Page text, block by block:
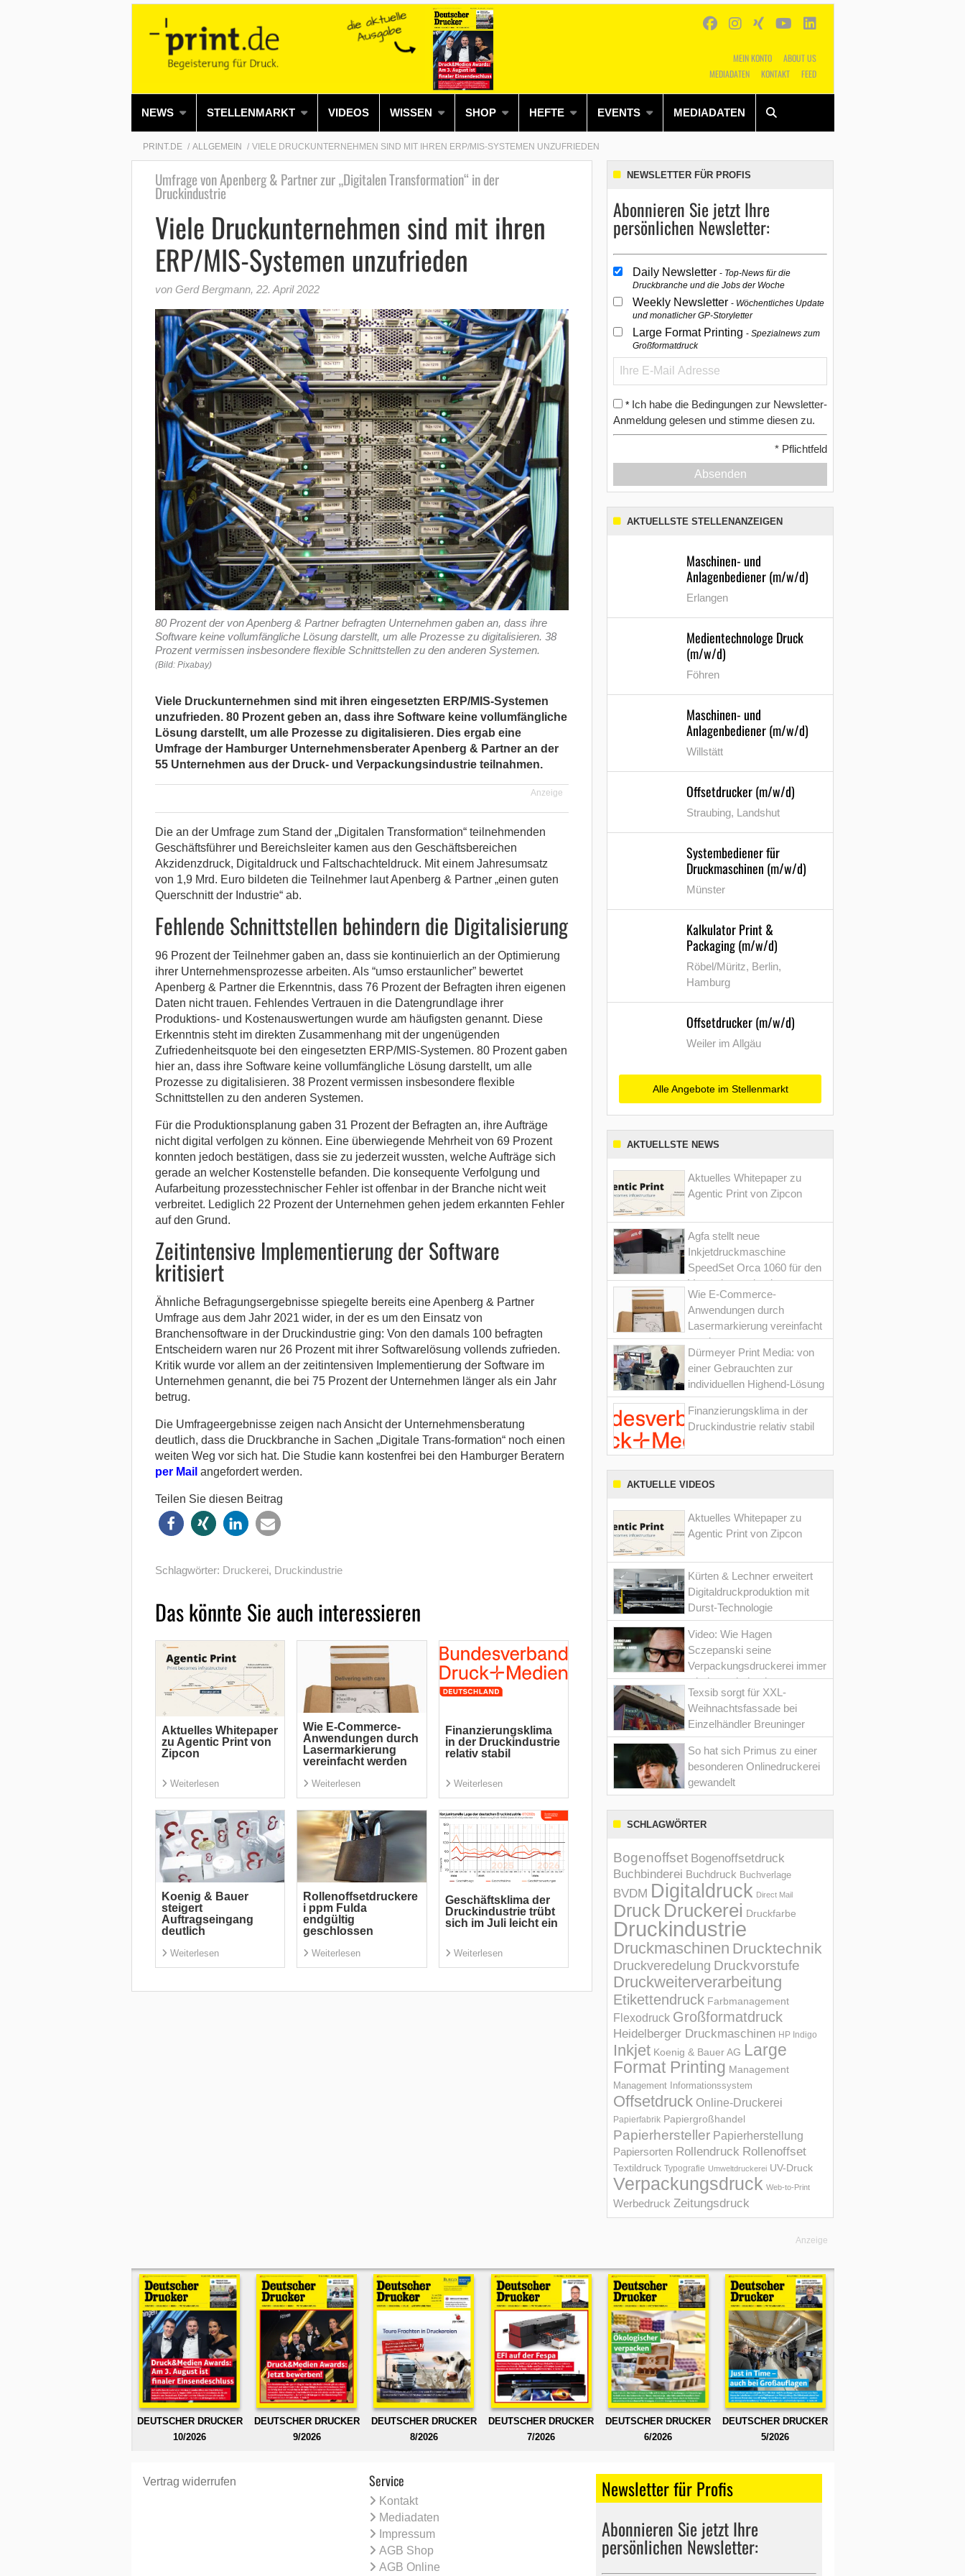
MEIN KONTO
ABOUT US
MEDIADATEN
KONTAKT FEED
NEWS STELLENMARKT VIDEOS WISSEN SHOP HEFTE EVENTS MEDIADATEN
Alles Shop SUCHEN
PRINT.DE ALLGEMEIN VIELE DRUCKUNTERNEHMEN SIND MIT IHREN ERP/MIS-SYSTEMEN UNZUFRIEDEN
Umfrage von Apenberg & Partner zur „Digitalen Transformation“ in der
Druckindustrie
Viele Druckunternehmen sind mit ihren
ERP/MIS-Systemen unzufrieden
von Gerd Bergmann, 22. April 2022
80 Prozent der von Apenberg & Partner befragten Unternehmen gaben an, dass ihre
Software keine vollumfängliche Lösung darstellt, um alle Prozesse zu digitalisieren. 38
Prozent vermissen insbesondere flexible Schnittstellen zu den anderen Systemen.
(Bild: Pixabay)
Viele Druckunternehmen sind mit ihren eingesetzten ERP/MIS-Systemen
unzufrieden. 80 Prozent geben an, dass ihre Software keine vollumfängliche
Lösung darstellt, um alle Prozesse zu digitalisieren. Dies ergab eine
Umfrage der Hamburger Unternehmensberater Apenberg & Partner an der
55 Unternehmen aus der Druck- und Verpackungsindustrie teilnahmen.
Anzeige
Die an der Umfrage zum Stand der „Digitalen Transformation“ teilnehmenden
Geschäftsführer und Bereichsleiter kamen aus den Geschäftsbereichen
Akzidenzdruck, Digitaldruck und Faltschachteldruck. Mit einem Jahresumsatz
von 1,9 Mrd. Euro bildeten die Teilnehmer laut Apenberg & Partner „einen guten
Querschnitt der Industrie“ ab.
Fehlende Schnittstellen behindern die Digitalisierung
96 Prozent der Teilnehmer gaben an, dass sie kontinuierlich an der Optimierung
ihrer Unternehmensprozesse arbeiten. Als “umso erstaunlicher” bewertet
Apenberg & Partner die Erkenntnis, dass 76 Prozent der Befragten ihren eigenen
Daten nicht trauen. Fehlendes Vertrauen in die Datengrundlage ihrer
Produktions- und Kostenauswertungen wurde am häufigsten genannt. Diese
Erkenntnis steht im direkten Zusammenhang mit der ungenügenden
Zufriedenheitsquote bei den eingesetzten ERP/MIS-Systemen. 80 Prozent gaben
hier an, dass ihre Software keine vollumfängliche Lösung darstellt, um alle
Prozesse zu digitalisieren. 38 Prozent vermissen insbesondere flexible
Schnittstellen zu den anderen Systemen.
Für die Produktionsplanung gaben 31 Prozent der Befragten an, ihre Aufträge
nicht digital verfolgen zu können. Eine überwiegende Mehrheit von 69 Prozent
konnten jedoch bestätigen, dass sie zu jederzeit wussten, welche Aufträge sich
gerade an welcher Kostenstelle befanden. Die konsequente Verfolgung und
Aufarbeitung prozesstechnischer Fehler ist offenbar in der Branche nicht weit
verbreitet. Lediglich 22 Prozent der Unternehmen gehen jedem erkannten Fehler
auf den Grund.
Zeitintensive Implementierung der Software
kritisiert
Ähnliche Befragungsergebnisse spiegelte bereits eine Apenberg & Partner
Umfrage aus dem Jahr 2021 wider, in der es um den Einsatz von
Branchensoftware in der Druckindustrie ging: Von den damals 100 befragten
Entscheidern waren nur 26 Prozent mit ihrer Softwarelösung vollends zufrieden.
Kritik wurde vor allem an der zeitintensiven Implementierung der Software im
Unternehmen genannt, die bei 75 Prozent der Unternehmen länger als ein Jahr
betrug.
Die Umfrageergebnisse zeigen nach Ansicht der Unternehmensberatung
deutlich, dass die Druckbranche in Sachen „Digitale Trans-formation“ noch einen
weiten Weg vor sich hat. Die Studie kann kostenfrei bei den Hamburger Beratern
per Mail angefordert werden.
Teilen Sie diesen Beitrag
Schlagwörter: Druckerei, Druckindustrie
Das könnte Sie auch interessieren
Aktuelles Whitepaper
zu Agentic Print von
Zipcon
Weiterlesen
Wie E-Commerce-
Anwendungen durch
Lasermarkierung
vereinfacht werden
Weiterlesen
Finanzierungsklima
in der Druckindustrie
relativ stabil
Weiterlesen
Koenig & Bauer
steigert
Auftragseingang
deutlich
Weiterlesen
Rollenoffsetdruckere
i ppm Fulda
endgültig
geschlossen
Weiterlesen
Geschäftsklima der
Druckindustrie trübt
sich im Juli leicht ein
Weiterlesen
NEWSLETTER FÜR PROFIS
Abonnieren Sie jetzt Ihre
persönlichen Newsletter:
Daily Newsletter Top-News für die
Druckbranche und die Jobs der Woche
Weekly Newsletter Wöchentliches Update
und monatlicher GP-Storyletter
Large Format Printing Spezialnews zum
Großformatdruck
* Ich habe die Bedingungen zur Newsletter-
Anmeldung gelesen und stimme diesen zu.
* Pflichtfeld
Absenden
AKTUELLSTE STELLENANZEIGEN
Maschinen- und
Anlagenbediener (m/w/d)
Erlangen
Medientechnologe Druck
(m/w/d)
Föhren
Maschinen- und
Anlagenbediener (m/w/d)
Willstätt
Offsetdrucker (m/w/d)
Straubing, Landshut
Systembediener für
Druckmaschinen (m/w/d)
Münster
Kalkulator Print &
Packaging (m/w/d)
Röbel/Müritz, Berlin,
Hamburg
Offsetdrucker (m/w/d)
Weiler im Allgäu
Alle Angebote im Stellenmarkt
AKTUELLSTE NEWS
Aktuelles Whitepaper zu
Agentic Print von Zipcon
Agfa stellt neue
Inkjetdruckmaschine
SpeedSet Orca 1060 für den
Verpackungsdruck vor
Wie E-Commerce-
Anwendungen durch
Lasermarkierung vereinfacht
werden
Dürmeyer Print Media: von
einer Gebrauchten zur
individuellen Highend-Lösung
Finanzierungsklima in der
Druckindustrie relativ stabil
AKTUELLE VIDEOS
Aktuelles Whitepaper zu
Agentic Print von Zipcon
Kürten & Lechner erweitert
Digitaldruckproduktion mit
Durst-Technologie
Video: Wie Hagen
Sczepanski seine
Verpackungsdruckerei immer
wieder optimiert hat
Texsib sorgt für XXL-
Weihnachtsfassade bei
Einzelhändler Breuninger
So hat sich Primus zu einer
besonderen Onlinedruckerei
gewandelt
SCHLAGWÖRTER
Bogenoffset Bogenoffsetdruck
Buchbinderei Buchdruck Buchverlage
BVDM Digitaldruck Direct Mail
Druck Druckerei Druckfarbe
Druckindustrie
Druckmaschinen Drucktechnik
Druckveredelung Druckvorstufe
Druckweiterverarbeitung
Etikettendruck Farbmanagement
Flexodruck Großformatdruck
Heidelberger Druckmaschinen HP Indigo
Inkjet Koenig & Bauer AG Large
Format Printing Management
Management Informations­system
Offsetdruck Online-Druckerei
Papierfabrik Papiergroßhandel
Papierhersteller Papierherstellung
Papiersorten Rollendruck Rollenoffset
Textildruck Typografie Umweltdruckerei UV-Druck
Verpackungsdruck Web-to-Print
Werbedruck Zeitungsdruck
Anzeige
DEUTSCHER DRUCKER
10/2026
DEUTSCHER DRUCKER
9/2026
DEUTSCHER DRUCKER
8/2026
DEUTSCHER DRUCKER
7/2026
DEUTSCHER DRUCKER
6/2026
DEUTSCHER DRUCKER
5/2026
Vertrag widerrufen Service
Kontakt
Mediadaten
Impressum
AGB Shop
AGB Online
Newsletter für Profis
Abonnieren Sie jetzt Ihre
persönlichen Newsletter: